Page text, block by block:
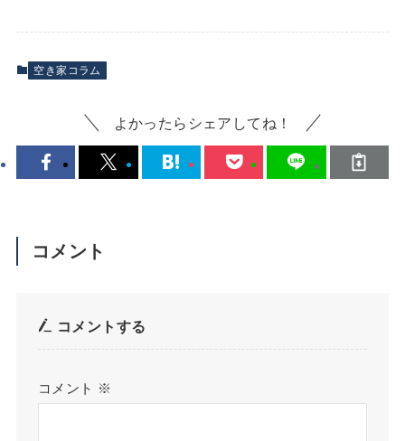
空き家コラム
よかったらシェアしてね！
コメント
コメントする
コメント ※